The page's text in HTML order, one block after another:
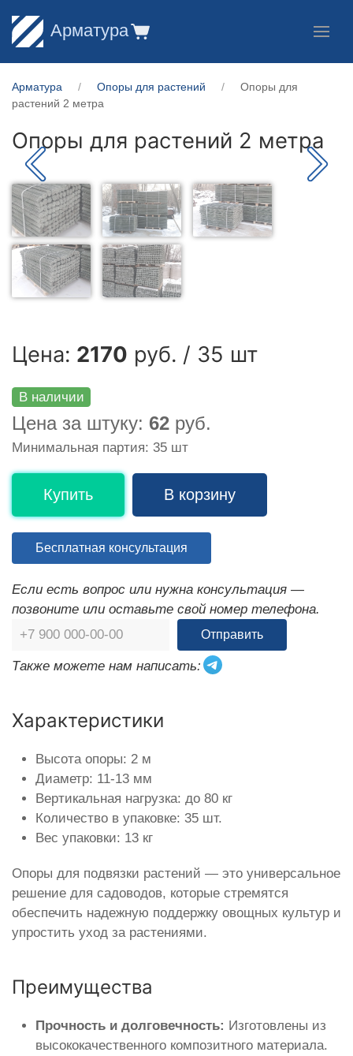
Арматура
Арматура Опоры для растений
Опоры для
растений 2 метра
Опоры для растений 2 метра
Цена: 2170 руб. / 35 шт
В наличии
Цена за штуку: 62 руб.
Минимальная партия: 35 шт
Купить В корзину
Бесплатная консультация
Если есть вопрос или нужна консультация —
позвоните или оставьте свой номер телефона.
Отправить
Также можете нам написать:
Характеристики
Высота опоры: 2 м
Диаметр: 11-13 мм
Вертикальная нагрузка: до 80 кг
Количество в упаковке: 35 шт.
Вес упаковки: 13 кг
Опоры для подвязки растений — это универсальное
решение для садоводов, которые стремятся
обеспечить надежную поддержку овощных культур и
упростить уход за растениями.
Преимущества
Прочность и долговечность: Изготовлены из
высококачественного композитного материала.